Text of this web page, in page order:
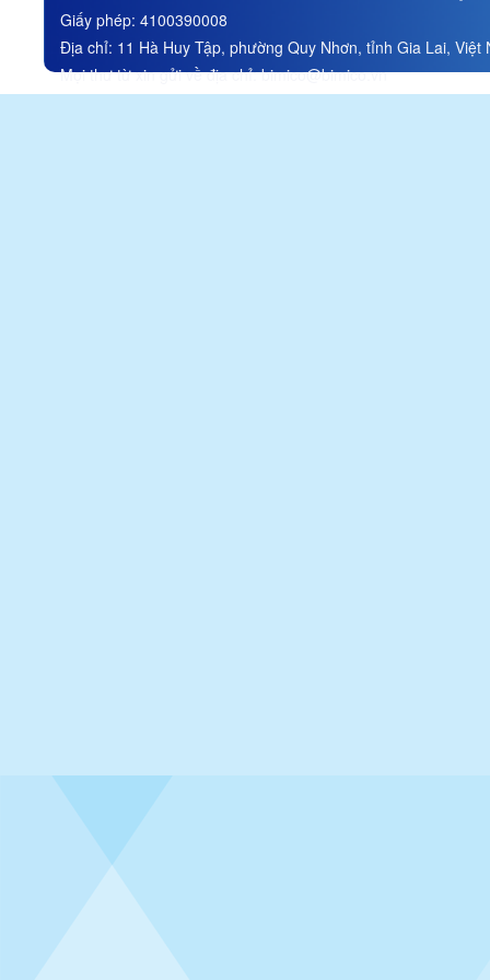
Stock Company
Đính chính thông tin trong tài
liệu ĐHĐCĐ thường niên
năm 2026/ Correction of
information in the 2026
Giấy phép: 4100390008
Địa chỉ: 11 Hà Huy Tập, phường Quy Nhơn, tỉnh Gia Lai, Việt
Mọi thư từ xin gửi về địa chỉ:bimico@bimico.vn